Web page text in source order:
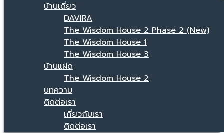
บ้านเดี่ยว
DAVIRA
The Wisdom House 2 Phase 2 (New)
The Wisdom House 1
The Wisdom House 3
บ้านแฝด
The Wisdom House 2
บทความ
ติดต่อเรา
เกี่ยวกับเรา
ติดต่อเรา